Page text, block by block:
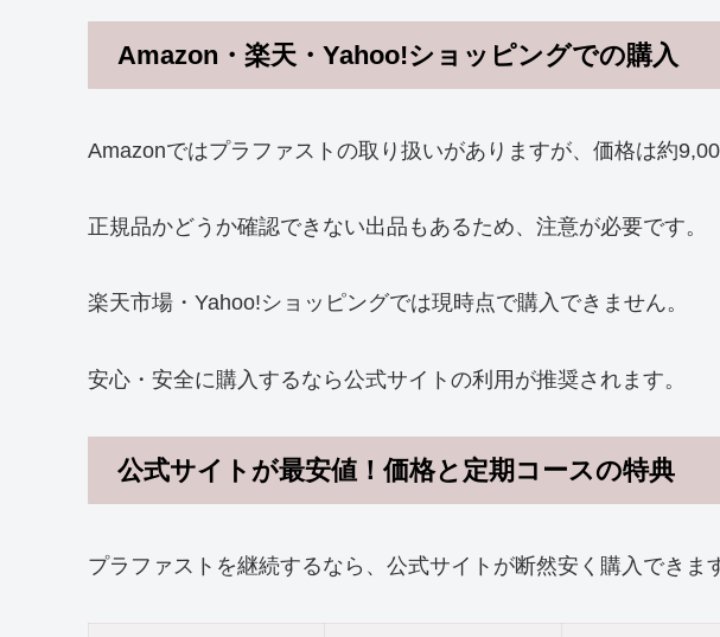
Amazon・楽天・Yahoo!ショッピングでの購入
Amazonではプラファストの取り扱いがありますが、価格は約
正規品かどうか確認できない出品もあるため、注意が必要です。
楽天市場・Yahoo!ショッピングでは現時点で購入できません。
安心・安全に購入するなら公式サイトの利用が推奨されます。
公式サイトが最安値！価格と定期コースの特典
プラファストを継続するなら、公式サイトが断然安く購入できま